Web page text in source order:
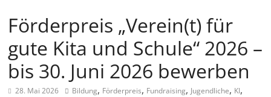
e
n
m
a
Förderpreis „Verein(t) für
gute Kita und Schule“ 2026 –
bis 30. Juni 2026 bewerben
28. Mai 2026 Bildung, Förderpreis, Fundraising, Jugendliche, KI,